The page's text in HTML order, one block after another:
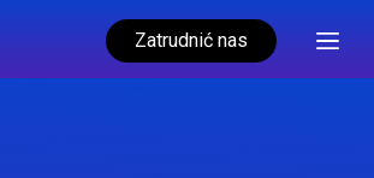
Zatrudnić nas